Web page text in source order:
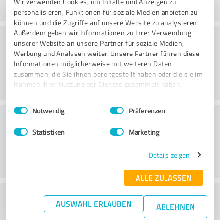
personalisieren, Funktionen für soziale Medien anbieten zu
können und die Zugriffe auf unsere Website zu analysieren.
Außerdem geben wir Informationen zu Ihrer Verwendung
unserer Website an unsere Partner für soziale Medien,
Werbung und Analysen weiter. Unsere Partner führen diese
Informationen möglicherweise mit weiteren Daten
zusammen, die Sie ihnen bereitgestellt haben oder die sie im
Rahmen Ihrer Nutzung der Dienste gesammelt haben.
Impressum Datenschutzbestimmungen
Einwilligungsauswahl
Notwendig Präferenzen
Statistiken Marketing
Details zeigen
ALLE ZULASSEN
AUSWAHL ERLAUBEN ABLEHNEN
Danışmanlık
Müşteri Hizmetleri
Fiyat-performans oranı hakkında ne
düşünüyorsunuz?